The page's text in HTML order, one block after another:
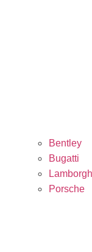
Bentley
Bugatti
Porsche